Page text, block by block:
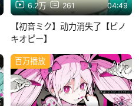
6.2万 261 04:49
【初音ミク】动力消失了【ピノ
キオピー】
百万播放 App